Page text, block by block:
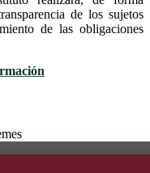
de los sujetos
de las obligaciones